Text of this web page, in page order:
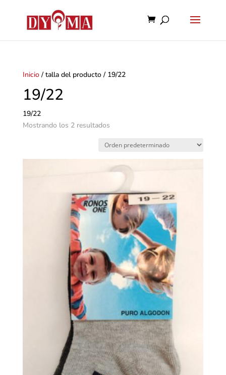
Inicio/ talla del producto / 19/22
19/22
19/22
Mostrando los 2 resultados